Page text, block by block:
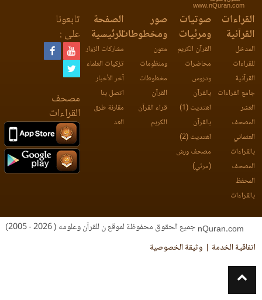
www.nQuran.com
القراءات
القرآنية
المدخل
للقراءات
القرآنية
جامع القراءات
العشر
المصحف
العثماني
بالقراءات
المصحف
المحفظ
بالقراءات
صوتيات
ومرئيات
القرآن الكريم
محاضرات
ودروس
بالقرآن
اهتديت (1)
بالقرآن
اهتديت (2)
مصحف ورش
(مرئي)
صور
ومخطوطات
متون
ومنظومات
مخطوطات
القرآن
قراء القرآن
الكريم
الصفحة
الرئيسية
مشاركات الزوار
تزكيات العلماء
آخر الأخبار
اتصل بنا
مقارنة طرق
العد
تابعونا
على :
مصحف
القراءات
جميع الحقوق محفوظة لموقع ن للقرآن وعلومه ( 2026 - 2005)
اتفاقية الخدمة
وثيقة الخصوصية